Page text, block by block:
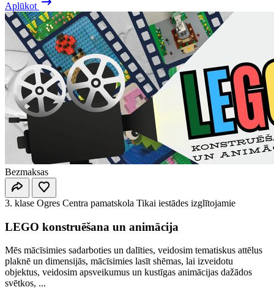
Aplūkot
Bezmaksas
3. klase Ogres Centra pamatskola Tikai iestādes izglītojamie
LEGO konstruēšana un animācija
Mēs mācīsimies sadarboties un dalīties, veidosim tematiskus attēlus
plaknē un dimensijās, mācīsimies lasīt shēmas, lai izveidotu
objektus, veidosim apsveikumus un kustīgas animācijas dažādos
svētkos, ...